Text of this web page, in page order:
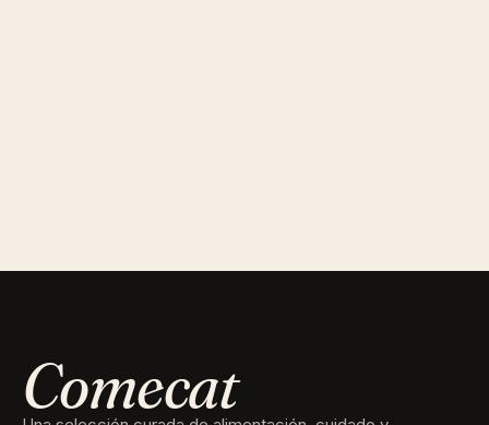
Comecat